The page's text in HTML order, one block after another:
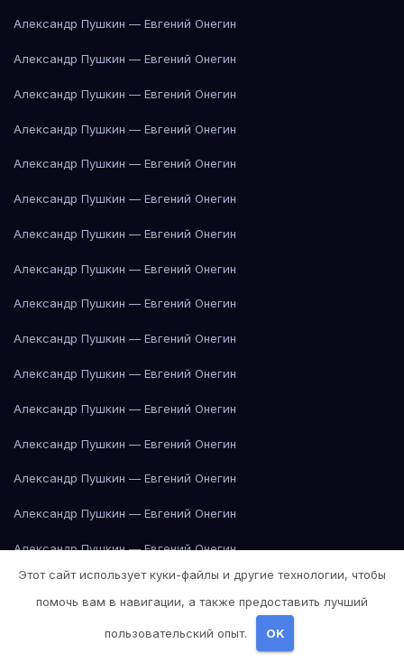
Александр Пушкин — Евгений Онегин
Александр Пушкин — Евгений Онегин
Александр Пушкин — Евгений Онегин
Александр Пушкин — Евгений Онегин
Александр Пушкин — Евгений Онегин
Александр Пушкин — Евгений Онегин
Александр Пушкин — Евгений Онегин
Александр Пушкин — Евгений Онегин
Александр Пушкин — Евгений Онегин
Александр Пушкин — Евгений Онегин
Александр Пушкин — Евгений Онегин
Александр Пушкин — Евгений Онегин
Александр Пушкин — Евгений Онегин
Александр Пушкин — Евгений Онегин
Александр Пушкин — Евгений Онегин
Александр Пушкин — Евгений Онегин
Александр Пушкин — Евгений Онегин
Этот сайт использует куки-файлы и другие технологии, чтобы
помочь вам в навигации, а также предоставить лучший
пользовательский опыт. OK